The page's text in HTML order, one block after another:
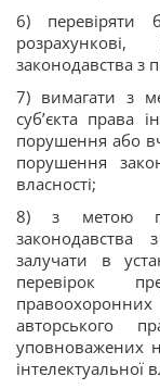
6) перевіряти
законодавства з
7) вимагати з
суб’єкта права
порушення або
порушення
власності;
8) з метою
законодавства
залучати в
перевірок
авторського
уповноважених
інтелектуальної